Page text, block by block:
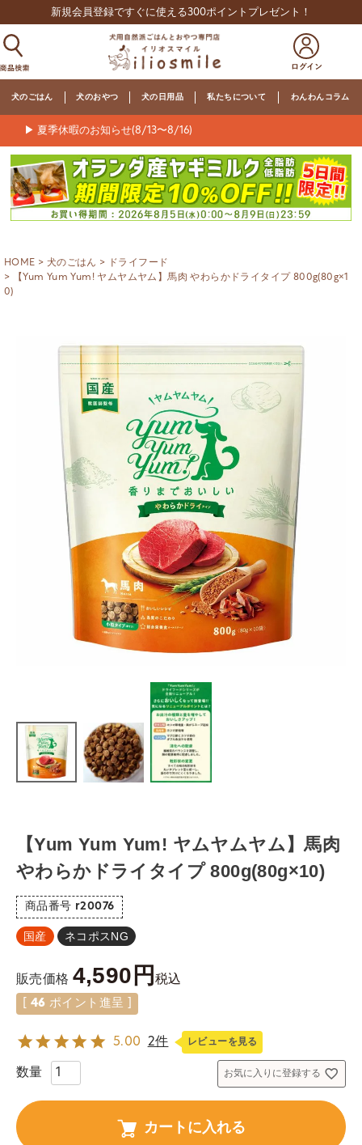
新規会員登録ですぐに使える300ポイントプレゼント！
犬のごはん 犬のおやつ 犬の日用品 私たちについて わんわんコラム
▶ 夏季休暇のお知らせ(8/13〜8/16)
HOME 犬のごはん
ドライフード
【Yum Yum Yum! ヤムヤムヤム】馬肉 やわらかドライタイプ 800g(80g×1
0)
【Yum Yum Yum! ヤムヤムヤム】馬肉
やわらかドライタイプ 800g(80g×10)
商品番号 r20076
国産 ネコポスNG
販売価格 4,590 税込
46 ポイント進呈 ]
5.00 2件 レビューを見る
お気に入りに登録する
カートに入れる